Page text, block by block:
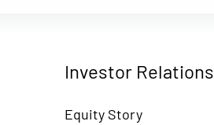
Investor Relations
Equity Story